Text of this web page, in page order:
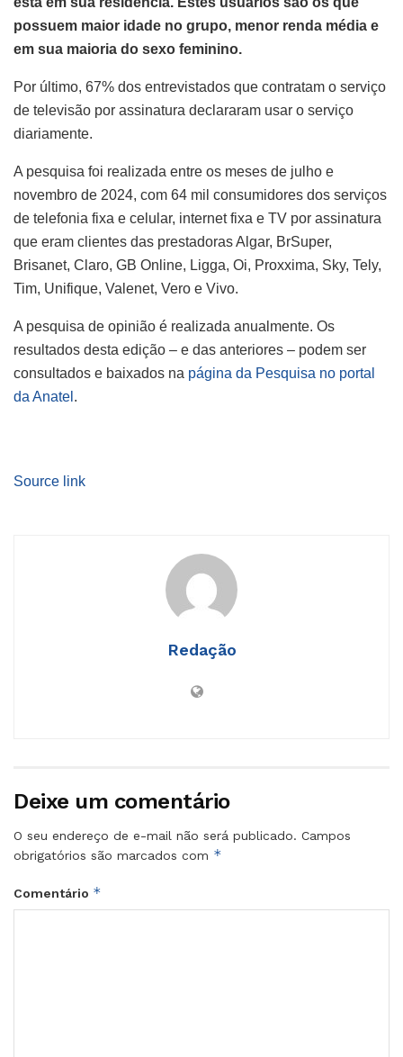
possuem maior idade no grupo, menor renda média e
em sua maioria do sexo feminino.
Por último, 67% dos entrevistados que contratam o serviço
de televisão por assinatura declararam usar o serviço
diariamente.
A pesquisa foi realizada entre os meses de julho e
novembro de 2024, com 64 mil consumidores dos serviços
de telefonia fixa e celular, internet fixa e TV por assinatura
que eram clientes das prestadoras Algar, BrSuper,
Brisanet, Claro, GB Online, Ligga, Oi, Proxxima, Sky, Tely,
Tim, Unifique, Valenet, Vero e Vivo.
A pesquisa de opinião é realizada anualmente. Os
resultados desta edição – e das anteriores – podem ser
consultados e baixados na página da Pesquisa no portal
da Anatel .
Source link
Redação
Deixe um comentário
O seu endereço de e-mail não será publicado. Campos
obrigatórios são marcados com *
Comentário *